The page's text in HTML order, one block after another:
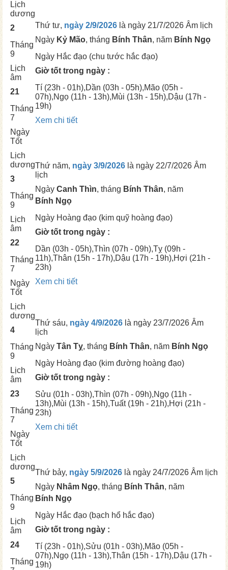
Lịch
dương
2
Tháng
9
Lịch
âm
21
Tháng
7
Ngày
Tốt
Thứ tư, ngày 2/9/2026 là ngày 21/7/2026 Âm lịch
Ngày Kỷ Mão, tháng Bính Thân, năm Bính Ngọ
Ngày Hắc đạo (chu tước hắc đạo)
Giờ tốt trong ngày :
Tí (23h - 01h),Dần (03h - 05h),Mão (05h -
07h),Ngọ (11h - 13h),Mùi (13h - 15h),Dậu (17h -
19h)
Xem chi tiết
Lịch
dương
3
Tháng
9
Lịch
âm
22
Tháng
7
Ngày
Tốt
Thứ năm, ngày 3/9/2026 là ngày 22/7/2026 Âm
lịch
Ngày Canh Thìn, tháng Bính Thân, năm
Bính Ngọ
Ngày Hoàng đạo (kim quỹ hoàng đạo)
Giờ tốt trong ngày :
Dần (03h - 05h),Thìn (07h - 09h),Tỵ (09h -
11h),Thân (15h - 17h),Dậu (17h - 19h),Hợi (21h -
23h)
Xem chi tiết
Lịch
dương
4
Tháng
9
Lịch
âm
23
Tháng
7
Ngày
Tốt
Thứ sáu, ngày 4/9/2026 là ngày 23/7/2026 Âm
lịch
Ngày Tân Tỵ, tháng Bính Thân, năm Bính Ngọ
Ngày Hoàng đạo (kim đường hoàng đạo)
Giờ tốt trong ngày :
Sửu (01h - 03h),Thìn (07h - 09h),Ngọ (11h -
13h),Mùi (13h - 15h),Tuất(19h - 21h),Hợi (21h -
23h)
Xem chi tiết
Lịch
dương
5
Tháng
9
Lịch
âm
24
Tháng
Thứ bảy, ngày 5/9/2026 là ngày 24/7/2026 Âm lịch
Ngày Nhâm Ngọ, tháng Bính Thân, năm
Bính Ngọ
Ngày Hắc đạo (bạch hổ hắc đạo)
Giờ tốt trong ngày :
Tí (23h - 01h),Sửu (01h - 03h),Mão (05h -
07h),Ngọ (11h - 13h),Thân (15h - 17h),Dậu (17h -
19h)